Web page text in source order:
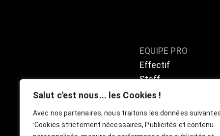
Salut c'est nous... les Cookies !
Avec nos partenaires, nous traitons les données
:Cookies strictement nécessaires, Publicités et contenu
EQUIPE PRO
Effectif
Staff
Calendrier /